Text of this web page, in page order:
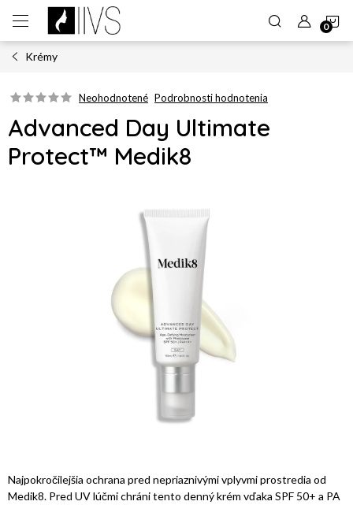
obsah
Krémy
Neohodnotené Podrobnosti hodnotenia
Advanced Day Ultimate
Protect™ Medik8
Najpokročilejšia ochrana pred nepriaznivými vplyvmi prostredia od
Medik8. Pred UV lúčmichráni tento denný krém vďaka SPF 50+ a PA